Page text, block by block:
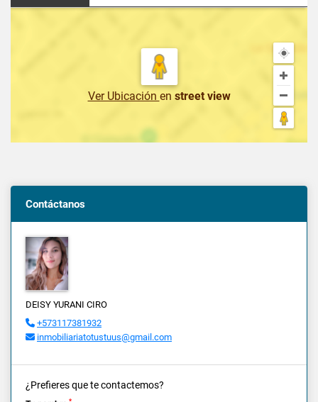
Ver Ubicación en street view
Contáctanos
DEISY YURANI CIRO
+573117381932
inmobiliariatotustuus@gmail.com
¿Prefieres que te contactemos?